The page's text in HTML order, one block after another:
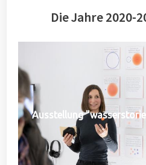
Die Jahre 2020-
Ausstellung